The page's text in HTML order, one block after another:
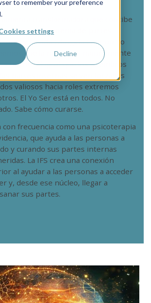
to remember your preference
settings
Decline
transformadora que concibe
como un sistema de partes
y heridas dirigidas por un Yo
que la mente es naturalmente
bueno. Al igual que los miembros
las partes internas se ven forzadas
valiosos hacia roles extremos
El Yo Ser está en todos. No
Sabe cómo curarse.
con frecuencia como una psicoterapia
que ayuda a las personas a
y curando sus partes internas
La IFS crea una conexión
al ayudar a las personas a acceder
y, desde ese núcleo, llegar a
sus partes.